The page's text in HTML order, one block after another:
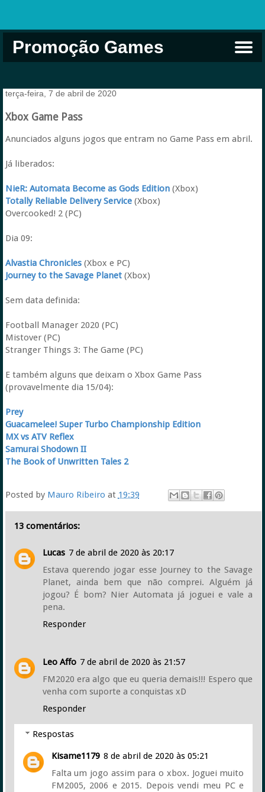
Promoção Games
terça-feira, 7 de abril de 2020
Xbox Game Pass
Anunciados alguns jogos que entram no Game Pass em abril.
Já liberados:
NieR: Automata Become as Gods Edition (Xbox)
Totally Reliable Delivery Service(Xbox)
Overcooked! 2 (PC)
Dia 09:
Alvastia Chronicles(Xbox e PC)
Journey to the Savage Planet(Xbox)
Sem data definida:
Football Manager 2020 (PC)
Mistover (PC)
Stranger Things 3: The Game (PC)
E também alguns que deixam o Xbox Game Pass
(provavelmente dia 15/04):
Prey
Guacamelee! Super Turbo Championship Edition
MX vs ATV Reflex
Samurai Shodown II
The Book of Unwritten Tales 2
Posted by Mauro Ribeiro at 19:39
13 comentários:
Lucas 7 de abril de 2020 às 20:17
Estava querendo jogar esse Journey to the Savage
Planet, ainda bem que não comprei. Alguém já
jogou? É bom? Nier Automata já joguei e vale a
pena.
Responder
Leo Affo 7 de abril de 2020 às 21:57
FM2020 era algo que eu queria demais!!! Espero que
venha com suporte a conquistas xD
Responder
Respostas
Kisame1179 8 de abril de 2020 às 05:21
Falta um jogo assim para o xbox. Joguei muito
FM2005, 2006 e 2015. Depois vendi meu PC e